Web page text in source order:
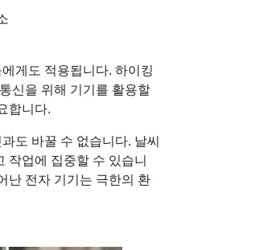
게도 적용됩니다. 하이킹
신을 위해 기기를 활용할
합니다.
도 바꿀 수 없습니다. 날씨
작업에 집중할 수 있습니
난 전자 기기는 극한의 환